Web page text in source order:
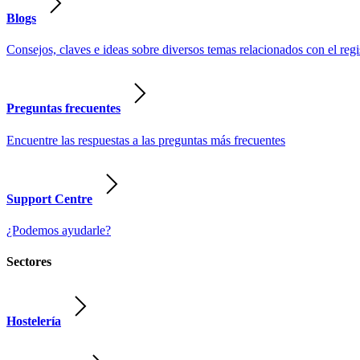
Blogs
Consejos, claves e ideas sobre diversos temas relacionados con el
Preguntas frecuentes
Encuentre las respuestas a las preguntas más frecuentes
Support Centre
¿Podemos ayudarle?
Sectores
Hostelería